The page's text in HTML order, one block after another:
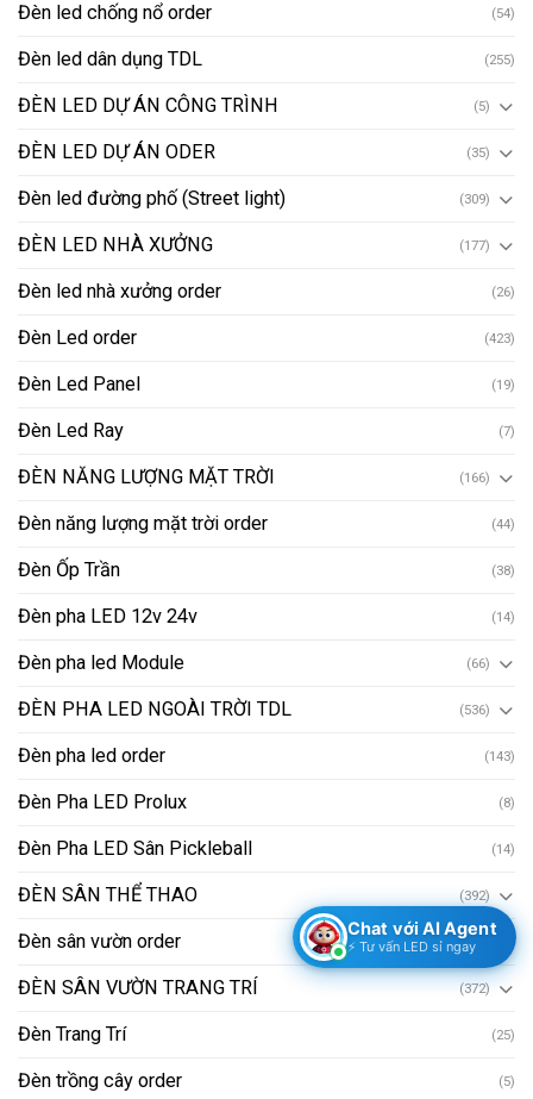
Đèn led chống nổ order (54)
Đèn led dân dụng TDL (255)
ĐÈN LED DỰ ÁN CÔNG TRÌNH (5)
ĐÈN LED DỰ ÁN ODER (35)
Đèn led đường phố (Street light) (309)
ĐÈN LED NHÀ XƯỞNG (177)
Đèn led nhà xưởng order (26)
Đèn Led order (423)
Đèn Led Panel (19)
Đèn Led Ray (7)
ĐÈN NĂNG LƯỢNG MẶT TRỜI (166)
Đèn năng lượng mặt trời order (44)
Đèn Ốp Trần (38)
Đèn pha LED 12v 24v (14)
Đèn pha led Module (66)
ĐÈN PHA LED NGOÀI TRỜI TDL (536)
Đèn pha led order (143)
Đèn Pha LED Prolux (8)
Đèn Pha LED Sân Pickleball (14)
ĐÈN SÂN THỂ THAO (392)
Đèn sân vườn order (63)
ĐÈN SÂN VƯỜN TRANG TRÍ (372)
Đèn Trang Trí (25)
Đèn trồng cây order (5)
Chat với AI Agent
⚡ Tư vấn LED sỉ ngay